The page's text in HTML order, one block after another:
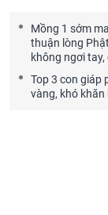
Mồng 1 sớm
thuận lòng
không ngơi
Top 3 con giáp
vàng, khó khăn